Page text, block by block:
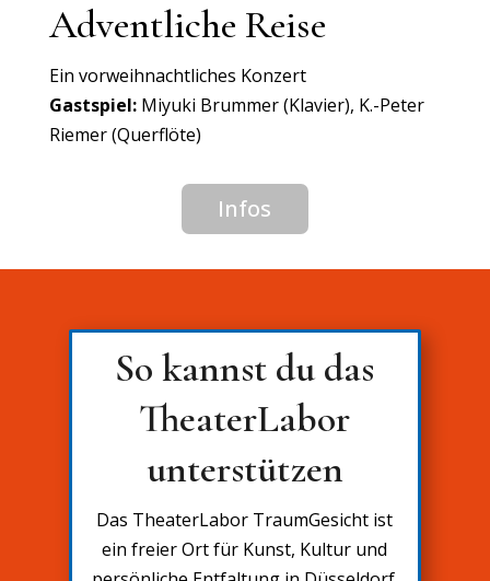
Adventliche Reise
Ein vorweihnachtliches Konzert
Gastspiel: Miyuki Brummer (Klavier), K.-Peter
Riemer (Querflöte)
Infos
So kannst du das
TheaterLabor
unterstützen
Das TheaterLabor TraumGesicht ist
ein freier Ort für Kunst, Kultur und